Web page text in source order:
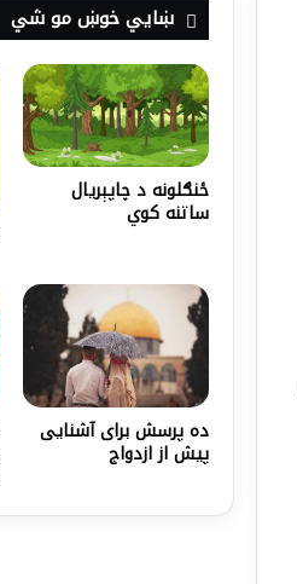
ښايي خوښ مو شي
ځنګلونه د چاپېريال
ساتنه کوي
ده پرسش برای آشنایی
پیش از ازدواج